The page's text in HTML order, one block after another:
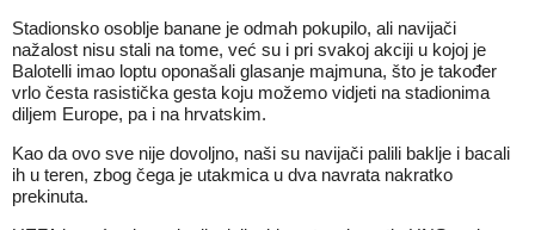
Stadionsko osoblje banane je odmah pokupilo, ali navijači
nažalost nisu stali na tome, već su i pri svakoj akciji u kojoj je
Balotelli imao loptu oponašali glasanje majmuna, što je također
vrlo česta rasistička gesta koju možemo vidjeti na stadionima
diljem Europe, pa i na hrvatskim.
Kao da ovo sve nije dovoljno, naši su navijači palili baklje i bacali
ih u teren, zbog čega je utakmica u dva navrata nakratko
prekinuta.